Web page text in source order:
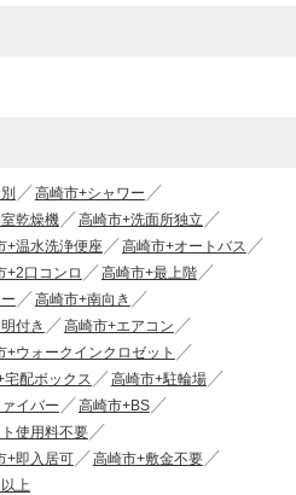
高崎市+シャワー
乾燥機
高崎市+洗面所独立
+温水洗浄便座
高崎市+オートバス
+2口コンロ
高崎市+最上階
高崎市+南向き
付き
高崎市+エアコン
+ウォークインクロゼット
宅配ボックス
高崎市+駐輪場
イバー
高崎市+BS
使用料不要
+即入居可
高崎市+敷金不要
上